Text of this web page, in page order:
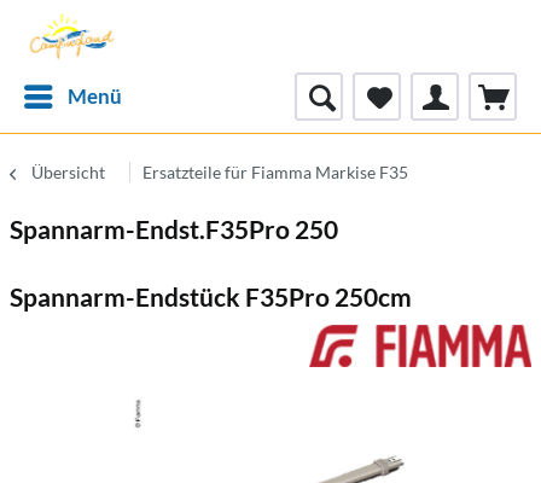
Menü
Übersicht Ersatzteile für Fiamma Markise F35
Spannarm-Endst.F35Pro 250
Spannarm-Endstück F35Pro 250cm